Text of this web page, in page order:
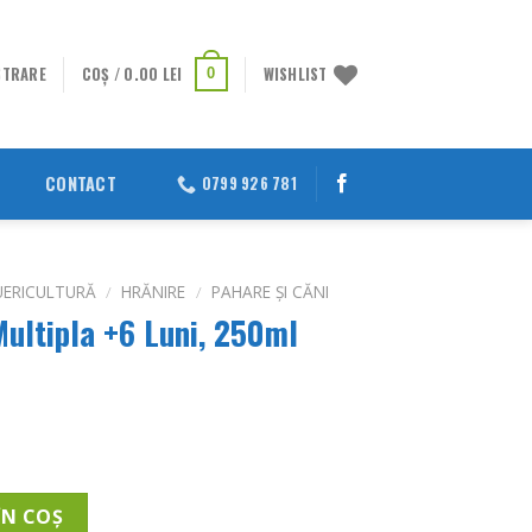
COȘ / 0.00 LEI 0 WISHLIST
CONTACT 0799 926 781
/ HRĂNIRE / PAHARE ȘI CĂNI
+6 Luni, 250ml
+6 Luni, 250ml
COȘ